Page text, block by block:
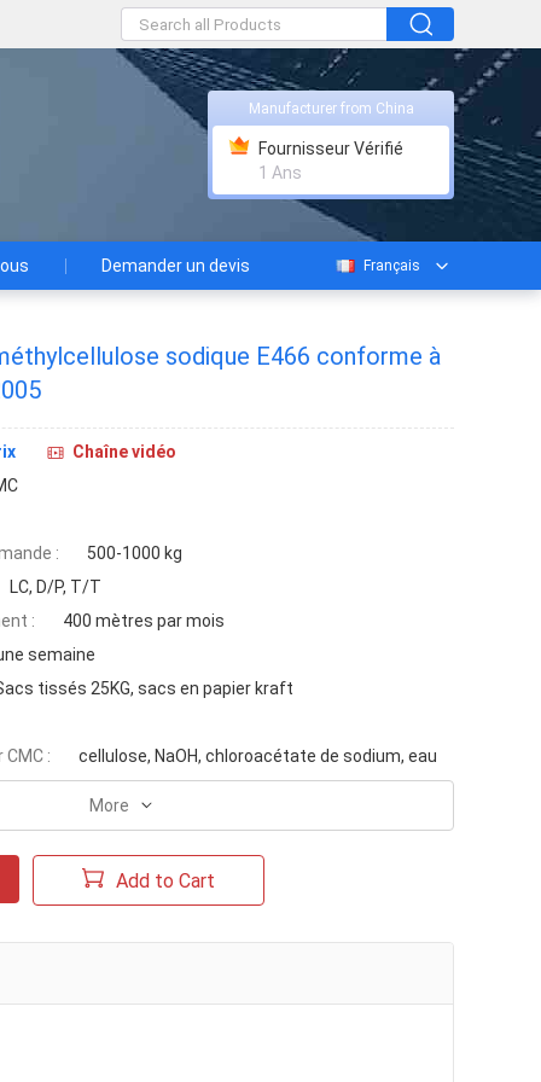
Manufacturer from China
Fournisseur Vérifié
1 Ans
Demander un devis Français
sodique E466 conforme à
Chaîne vidéo
:
500-1000 kg
LC, D/P, T/T
:
400 mètres par mois
semaine
tissés 25KG, sacs en papier kraft
:
cellulose, NaOH, chloroacétate de sodium, eau
More
Add to Cart